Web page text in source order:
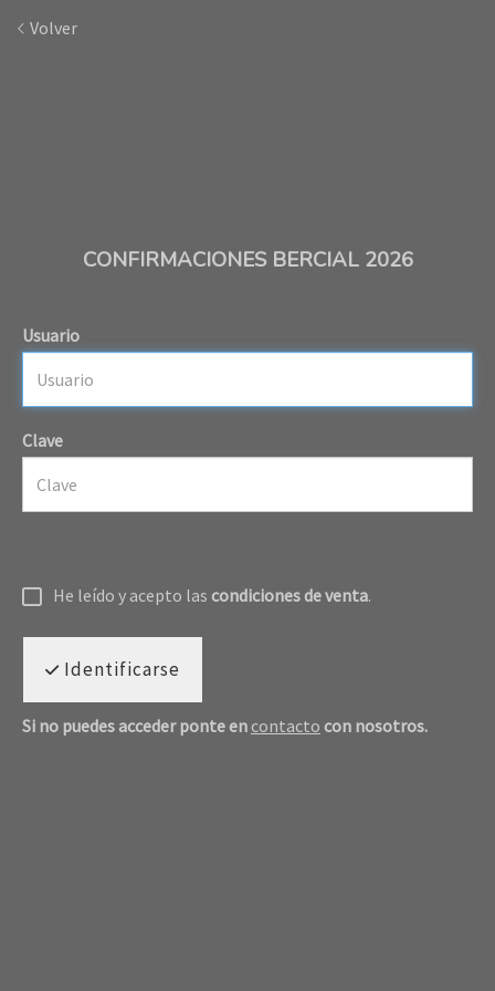
Volver
CONFIRMACIONES BERCIAL 2026
Usuario
Clave
He leído y acepto las condiciones de venta.
Identificarse
Si no puedes acceder ponte en contacto con nosotros.